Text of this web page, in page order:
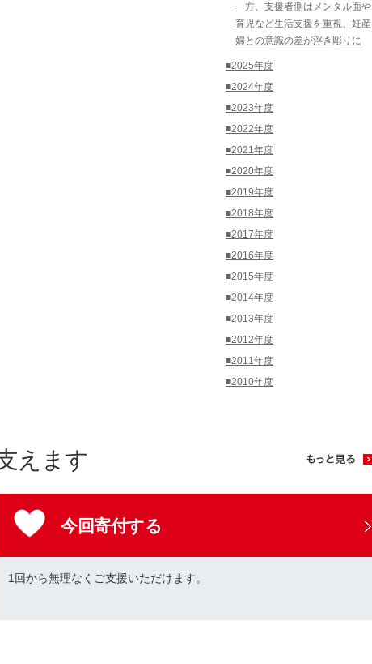
一方、支援者側はメンタル面や
育児など生活支援を重視、妊産
婦との意識の差が浮き彫りに
■2025年度
■2024年度
■2023年度
■2022年度
■2021年度
■2020年度
■2019年度
■2018年度
■2017年度
■2016年度
■2015年度
■2014年度
■2013年度
■2012年度
■2011年度
■2010年度
えます
今回寄付する
1回から無理なくご支援いただけます。